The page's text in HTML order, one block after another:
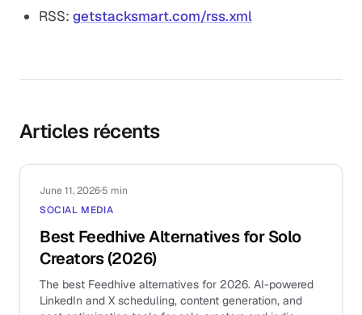
RSS: getstacksmart.com/rss.xml
Articles récents
June 11, 2026·5 min
SOCIAL MEDIA
Best Feedhive Alternatives for Solo
Creators (2026)
The best Feedhive alternatives for 2026. AI-powered
LinkedIn and X scheduling, content generation, and